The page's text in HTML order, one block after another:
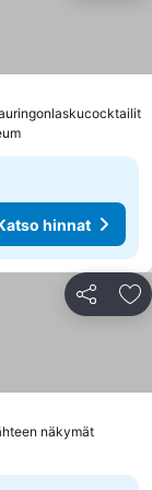
hinnat
Jaa
näkymätKatso